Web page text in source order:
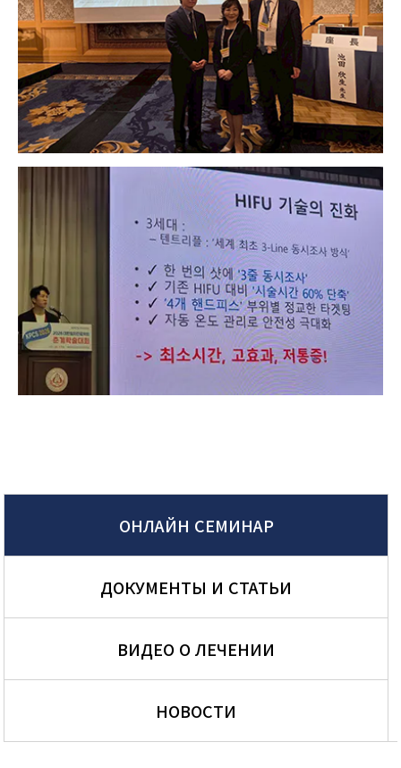
ОНЛАЙН СЕМИНАР
ДОКУМЕНТЫ И СТАТЬИ
ВИДЕО О ЛЕЧЕНИИ
НОВОСТИ